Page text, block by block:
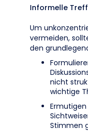
Informelle
Um
vermeiden,
den
nicht
wichtige
Stimmen